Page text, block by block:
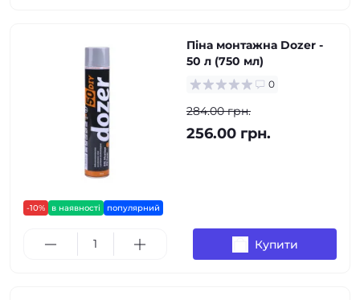
-10% в наявності популярний
Піна монтажна Dozer -
50 л (750 мл)
0
284.00 грн.
256.00 грн.
Купити